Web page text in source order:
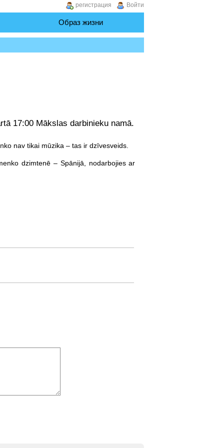
Образ жизни
17:00 Mākslas darbinieku namā.
nav tikai mūzika – tas ir dzīvesveids.
dzimtenē – Spānijā, nodarbojies ar
Войти
регистрация